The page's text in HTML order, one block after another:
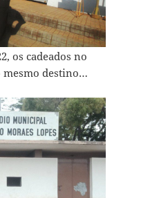
os cadeados no
mesmo destino…